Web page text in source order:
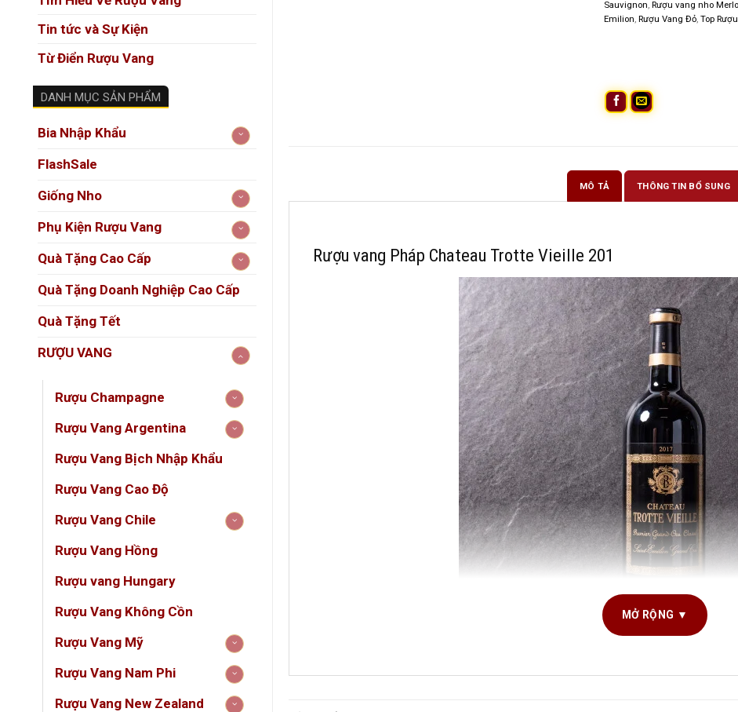
Tin tức và Sự Kiện
Từ Điển Rượu Vang
DANH MỤC SẢN PHẨM
Bia Nhập Khẩu
FlashSale
Giống Nho
Phụ Kiện Rượu Vang
Quà Tặng Cao Cấp
Quà Tặng Doanh Nghiệp Cao Cấp
Quà Tặng Tết
RƯỢU VANG
Rượu Champagne
Rượu Vang Argentina
Rượu Vang Bịch Nhập Khẩu
Rượu Vang Cao Độ
Rượu Vang Chile
Rượu Vang Hồng
Rượu vang Hungary
Rượu Vang Không Cồn
Rượu Vang Mỹ
Rượu Vang Nam Phi
Rượu Vang New Zealand
Sauvignon, Rượu vang nho
Emilion, Rượu Vang Đỏ, Top
MÔ TẢ THÔNG TIN BỔ SUNG
Rượu vang Pháp Chateau Trotte Vieille 201
MỞ RỘNG ▼